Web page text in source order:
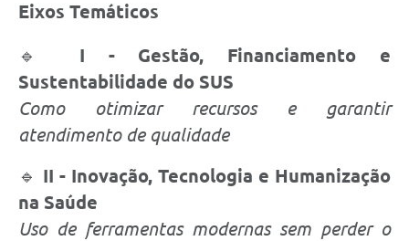
Eixos Temáticos
🔹 I - Gestão, Financiamento e
Sustentabilidade do SUS
Como otimizar recursos e garantir
atendimento de qualidade
🔹 II - Inovação, Tecnologia e Humanização
na Saúde
Uso de ferramentas modernas sem perder o